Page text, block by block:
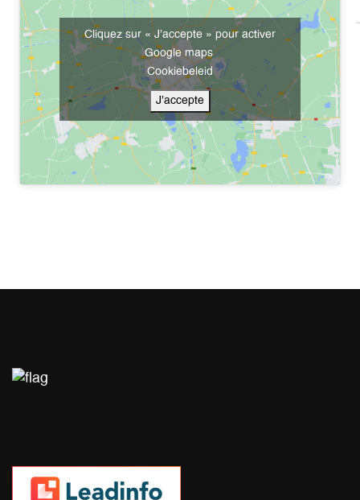
Cliquez sur « J’accepte » pour activer
Google maps
Cookiebeleid
J’accepte